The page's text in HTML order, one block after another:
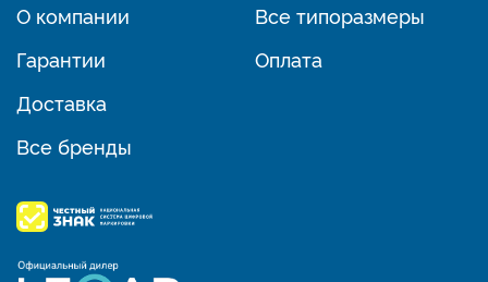
О компании
Гарантии
Доставка
Все бренды
Все типоразмеры
Оплата